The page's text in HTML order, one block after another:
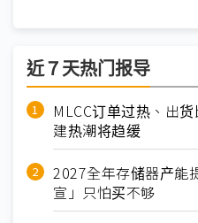
近７天热门报导
MLCC订单过热、出
建热潮将趋缓
2027全年存储器产
宣」只怕买不够